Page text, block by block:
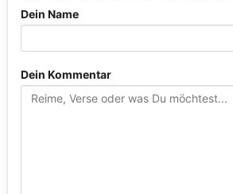
Dein Name
Dein Kommentar